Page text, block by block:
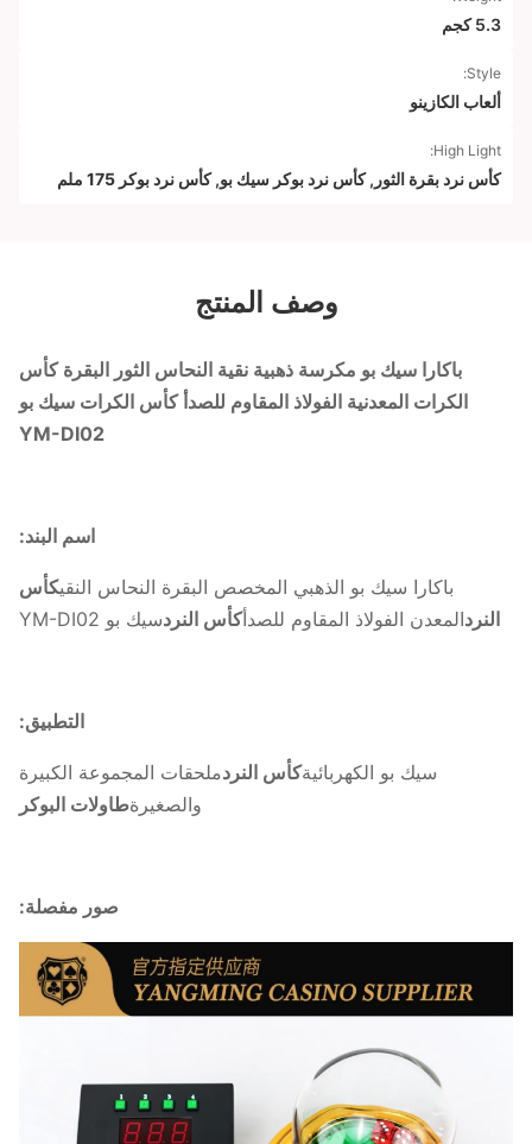
5.3 كجم
Style:
ألعاب الكازينو
High Light:
كأس نرد بقرة الثور ,كأس نرد بوكر سيك بو,كأس نرد بوكر 175 ملم
وصف المنتج
باكارا سيك بو مكرسة ذهبية نقية النحاس الثور البقرة كأس
الكرات المعدنية الفولاذ المقاوم للصدأ كأس الكرات سيك بو
YM-DI02
اسم البند:
باكارا سيك بو الذهبي المخصص البقرة النحاس النقيكأس
النردالمعدن الفولاذ المقاوم للصدأكأس النردسيك بو YM-DI02
التطبيق:
سيك بو الكهربائيةكأس النردملحقات المجموعة الكبيرة
والصغيرةطاولات البوكر
صور مفصلة: